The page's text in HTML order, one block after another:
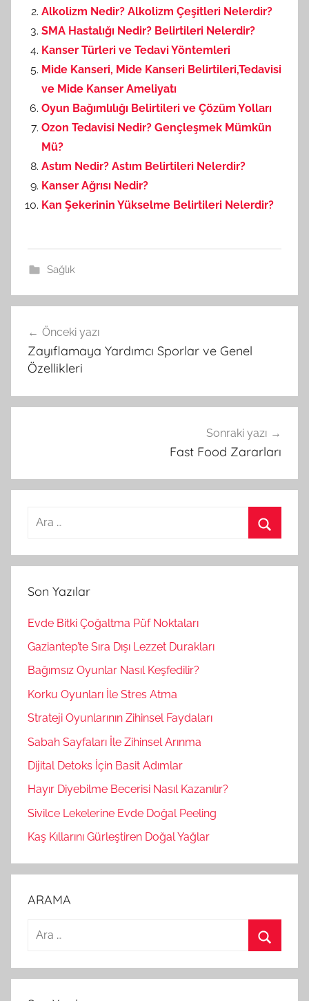
Alkolizm Nedir? Alkolizm Çeşitleri Nelerdir?
SMA Hastalığı Nedir? Belirtileri Nelerdir?
Kanser Türleri ve Tedavi Yöntemleri
Mide Kanseri, Mide Kanseri Belirtileri,Tedavisi
ve Mide Kanser Ameliyatı
Oyun Bağımlılığı Belirtileri ve Çözüm Yolları
Ozon Tedavisi Nedir? Gençleşmek Mümkün
Mü?
Astım Nedir? Astım Belirtileri Nelerdir?
Kanser Ağrısı Nedir?
Kan Şekerinin Yükselme Belirtileri Nelerdir?
Sağlık
Yazı
gezinmesi
Önceki yazı
Zayıflamaya Yardımcı Sporlar ve Genel
Özellikleri
Sonraki yazı
Fast Food Zararları
a
a
r
Son Yazılar
Evde Bitki Çoğaltma Püf Noktaları
Gaziantep’te Sıra Dışı Lezzet Durakları
Bağımsız Oyunlar Nasıl Keşfedilir?
Korku Oyunları İle Stres Atma
Strateji Oyunlarının Zihinsel Faydaları
Sabah Sayfaları İle Zihinsel Arınma
Dijital Detoks İçin Basit Adımlar
Hayır Diyebilme Becerisi Nasıl Kazanılır?
Sivilce Lekelerine Evde Doğal Peeling
Kaş Kıllarını Gürleştiren Doğal Yağlar
ARAMA
a
r